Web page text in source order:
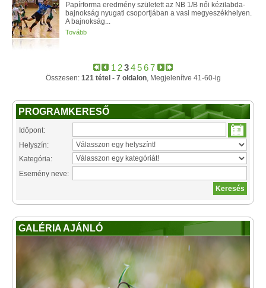
Papírforma eredmény született az NB 1/B női kézilabda-
bajnokság nyugati csoportjában a vasi megyeszékhelyen.
A bajnokság...
Tovább
1 234567
Összesen: 121 tétel - 7 oldalon, Megjelenítve 41-60-ig
PROGRAMKERESŐ
Időpont:
Helyszín:
Kategória:
Esemény neve:
GALÉRIA AJÁNLÓ